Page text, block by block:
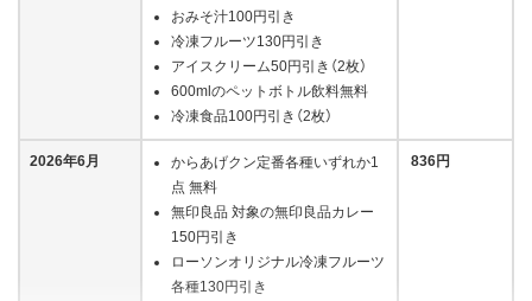
おみそ汁100円引き
冷凍フルーツ130円引き
アイスクリーム50円引き（2枚）
600mlのペットボトル飲料無料
冷凍食品100円引き（2枚）
2026年6月
からあげクン定番各種いずれか1
点 無料
無印良品 対象の無印良品カレー
150円引き
ローソンオリジナル冷凍フルーツ
各種130円引き
836円